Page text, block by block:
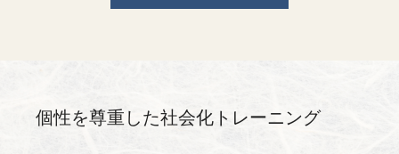
個性を尊重した社会化トレーニング